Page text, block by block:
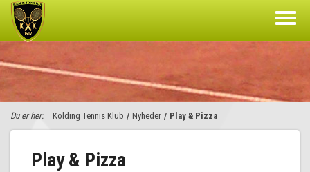
Du er her: Kolding Tennis Klub / Nyheder / Play & Pizza
Play & Pizza